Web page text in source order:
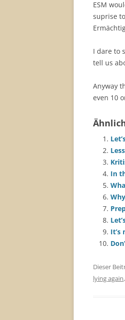
ESM
suprise
I dare to
tell us
Anyway
even 10
In
It’s
Dieser
lying again,